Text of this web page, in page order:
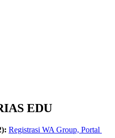
EDU
Registrasi WA Group, Portal